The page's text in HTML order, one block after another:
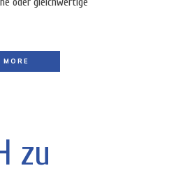
MORE
zu